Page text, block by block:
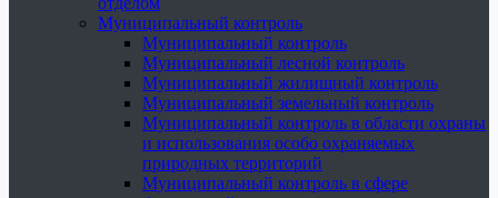
Муниципальный контроль
Муниципальный контроль
Муниципальный лесной контроль
Муниципальный жилищный контроль
Муниципальный земельный контроль
Муниципальный контроль в области охраны
и использования особо охраняемых
природных территорий
Муниципальный контроль в сфере